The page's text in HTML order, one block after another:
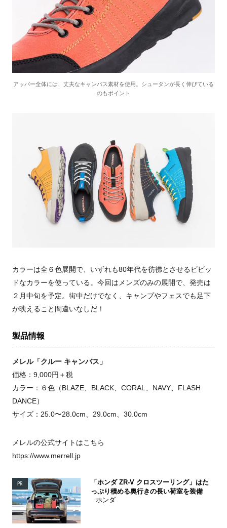
アッパー全体には、丈夫なキャンバス素材を使用。シュータンが長く伸びている
のもポイント
カラーは全６色展開で、いずれも80年代を彷彿とさせるビビッ
ドなカラーを使っている。今回はメンズのみの展開で、発売は
２月中旬を予定。街中だけでなく、キャンプやフェスでも足下
が映えること間違いなしだ！
製品情報
メレル「クルー キャンバス」
価格： 9,000円＋税
カラー：６色（BLAZE BLACK CORAL NAVY
FLASH
DANCE）
サイズ：25.0〜28.0cm、29.0cm、30.0cm
メレルの公式サイトはこちら
https://www.merrell.jp
PR
「ホンダ ZR-V クロスツーリング」はた
っぷり積める奥行きの長い荷室を装備
ホンダ